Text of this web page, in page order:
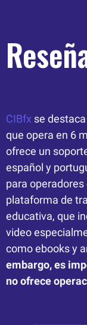
CIBfx se
que opera en 6
ofrece un
español y
para
plataforma de
educativa, que
video
como ebooks y
embargo, es
no ofrece